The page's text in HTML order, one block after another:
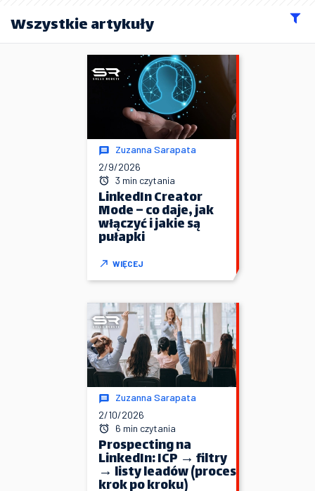
Wszystkie artykuły
Zuzanna Sarapata
2/9/2026
3 min czytania
LinkedIn Creator
Mode – co daje, jak
włączyć i jakie są
pułapki
WIĘCEJ
Zuzanna Sarapata
2/10/2026
6 min czytania
Prospecting na
LinkedIn: ICP → filtry
→ listy leadów (proces
krok po kroku)